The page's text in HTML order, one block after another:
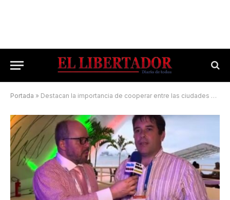
Portada » Destacan la importancia de cooperar entre las ciudades de América Latina